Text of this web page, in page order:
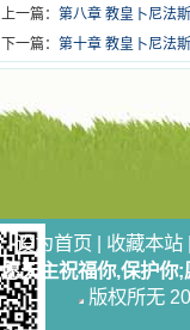
上一篇： 第八章 教皇卜尼法
下一篇： 第十章 教皇卜尼法
设为首页 | 收藏本站
愿天主祝福你,保护你
版权所无